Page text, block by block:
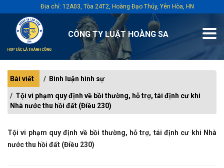
CÔNG TY LUẬT HOÀNG SA
Địa chỉ: 12A03, Tòa 24T2, Hoàng Đạo Thúy, Yên Hòa, HN
Bài viết Bình luận hình sự
Tội vi phạm quy định về bồi thường, hỗ trợ, tái định cư khi
Nhà nước thu hồi đất (Điều 230)
Tội vi phạm quy định về bồi thường, hỗ trợ, tái định cư khi Nhà
nước thu hồi đất (Điều 230)